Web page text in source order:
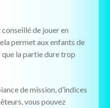
de jouer en
permet aux enfants de
que la partie dure trop
de mission, d’indices
vous pouvez